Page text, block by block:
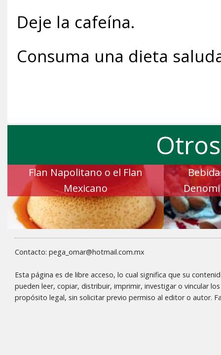
Deje la cafeína.
Consuma una dieta
Flan Napolitano o el Flan
Mexicano
Contacto: pega_omar@hotmail.com.mx
Esta página es de libre acceso, lo cual significa que su
pueden leer, copiar, distribuir, imprimir, investigar o vincular
propósito legal, sin solicitar previo permiso al editor o autor.